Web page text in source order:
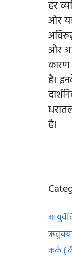
हर
ओर
और
कारण
है।
है।
कर्क (